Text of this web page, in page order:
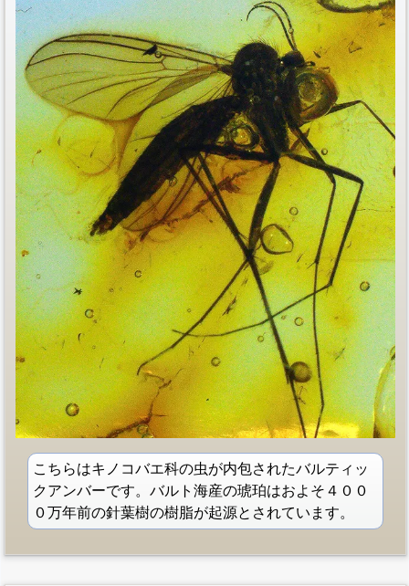
こちらはキノコバエ科の虫が内包されたバルティッ
クアンバーです。バルト海産の琥珀はおよそ４００
０万年前の針葉樹の樹脂が起源とされています。